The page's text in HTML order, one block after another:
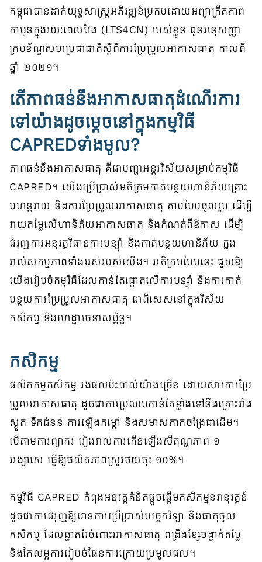
កម្ពុជាបានដាក់យុទ្ធសាស្ត្រអភិវឌ្ឍន៍ប្រកបដោយអព្យាក្រឹតភាព
កាបូនក្នុងរយៈពេលវែង (LTS4CN) របស់ខ្លួន ជូនអនុសញ្ញា
ក្របខ័ណ្ឌសហប្រជាជាតិស្ដីពីការប្រែប្រួលអាកាសធាតុ កាលពី
ឆ្នាំ ២០២១។
តើភាពធន់នឹងអាកាសធាតុដំណើរការ
ទៅយ៉ាងដូចម្ដេចនៅក្នុងកម្មវិធី​
CAPREDទាំងមូល?
ភាពធន់នឹងអាកាសធាតុ គឺជាបញ្ហាអន្តរវិស័យសម្រាប់កម្មវិធី
CAPRED។ យើងប្រើប្រាស់អភិក្រមកាត់បន្ថយហានិភ័យគ្រោះ
មហន្តរាយ និងការប្រែប្រួលអាកាសធាតុ តាមបែបចូលរួម ដើម្បី
វាយតម្លៃលើហានិភ័យអាកាសធាតុ និងកំណត់ពីឱកាស ដើម្បី
ជំរុញការអនុវត្តវិធានការបន្ស៊ាំ និងកាត់បន្ថយហានិភ័យ ក្នុង
រាល់សកម្មភាពទាំងអស់របស់យើង។ អភិក្រមបែបនេះ ជួយឱ្យ
យើងរៀបចំកម្មវិធីដែលកាន់តែផ្ដោតលើការបន្ស៊ាំ និងការកាត់
បន្ថយការប្រែប្រួលអាកាសធាតុ ជាពិសេសនៅក្នុងវិស័យ
កសិកម្ម និងហេដ្ឋារចនាសម្ព័ន្ធ។
កសិកម្ម
ផលិតកម្មកសិកម្ម រងផលប៉ះពាល់យ៉ាងច្រើន ដោយសារការប្រែ
ប្រួលអាកាសធាតុ ដូចជាការប្រឈមកាន់តែខ្លាំងទៅនឹងគ្រោះរាំង
ស្ងួត ទឹកជំនន់ ការឡើងកម្ដៅ និងសមាសភាគចង្រៃជាដើម។
បើតាមការព្យាករ រៀងរាល់ការកើនឡើងសីតុណ្ហភាព ១
អង្សាសេ ធ្វើឱ្យផលិតភាពស្រូវថយចុះ ១០%។
កម្មវិធី CAPRED កំពុងអនុវត្តគំនិតផ្ដួចផ្ដើមកសិកម្មនវានុវត្តន៍
ដូចជាការជំរុញឱ្យមានការប្រើប្រាស់បច្ចេកវិទ្យា និងធាតុចូល
កសិកម្ម ដែលឆ្លាតវៃចំពោះអាកាសធាតុ ពង្រឹងខ្សែចង្វាក់តម្លៃ
និងកែលម្អការរៀបចំផែនការក្រោយប្រមូលផល។